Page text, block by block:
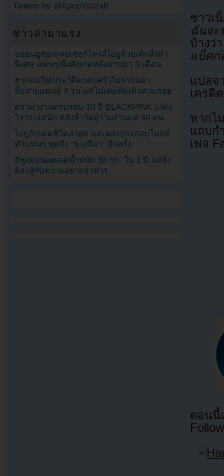
ชาวเ
ฉันจะ
บ้างว่
แบ็คก่
แปล
เครดิ
หากไ
แถบก
เพจ
ตอนนี้
Tweets by @KpopYouzab
ข่าวล่ามาแรง
บยอนอูซอกเคยเซอร์ไพรส์ไอยูด้วยเค้กสั่งทำ
พิเศษ แฟนๆเพิ่งสังเกตหลังผ่านมา 3 เดือน
ฮายองเปิดประวัติครอบครัวไม่ธรรมดา
สืบสายแพทย์ 4 รุ่น แต่ไม่เคยคิดเดินตามรอย
ดราม่างานครบรอบ 10 ปี BLACKPINK แฟน
วิจารณ์หนัก หลังจำกัดผู้ร่วมงานแค่ 40 คน
ไอยูอัปเดตชีวิตล่าสุด แต่เพลงประกอบโพสต์
ทำแฟนๆ พูดถึง “จางกีฮา” อีกครั้ง
อีซูฮยอนเผยลดน้ำหนัก 30 กก. ใน 1 ปี แต่ยัง
ต้องสู้กับความอยากอาหาร